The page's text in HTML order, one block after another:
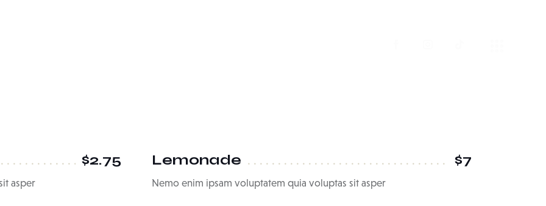
$2.75
asper
Lemonade $7
Nemo enim ipsam voluptatem quia voluptas sit asper